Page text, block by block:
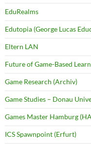
EduRealms
Edutopia (George Lucas
Eltern LAN
Future of Game-Based
Game Research (Archiv)
Game Studies – Donau
Games Master Hamburg
ICS Spawnpoint (Erfurt)